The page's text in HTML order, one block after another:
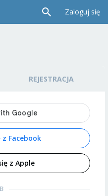
Zaloguj się
REJESTRACJA
Facebook
z Apple